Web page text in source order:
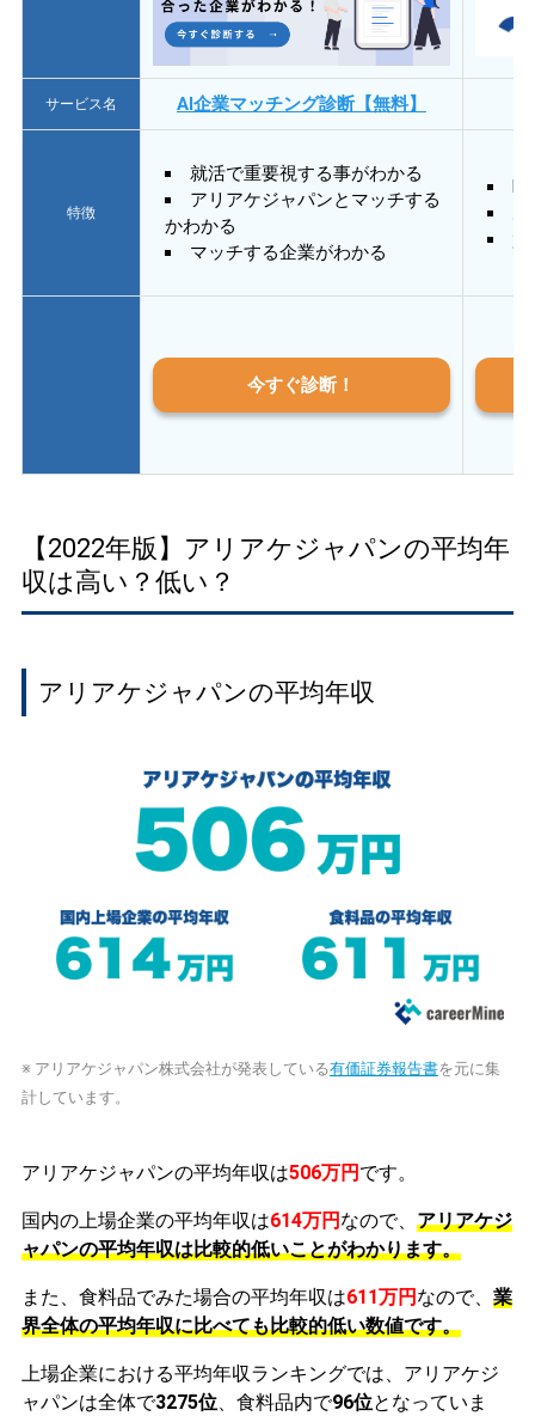
サービス名 AI企業マッチング診断【無料】
特徴
就活で重要視する事がわかる
アリアケジャパンとマッチする
かわかる
マッチする企業がわかる
質
今すぐ診断！
【2022年版】アリアケジャパンの平均年
収は高い？低い？
アリアケジャパンの平均年収
※ アリアケジャパン株式会社が発表している有価証券報告書を元に集
計しています。
アリアケジャパンの平均年収は506万円 です。
国内の上場企業の平均年収は614万円 なので、 アリアケジ
ャパンの平均年収は比較的低いことがわかります。
また、食料品でみた場合の平均年収は611万円 なので、 業
界全体の平均年収に比べても比較的低い数値です。
上場企業における平均年収ランキングでは、アリアケジ
ャパンは全体で3275位、食料品内で96位となっていま